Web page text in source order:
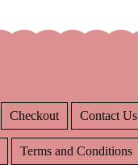
Checkout Contact Us
Terms and Conditions